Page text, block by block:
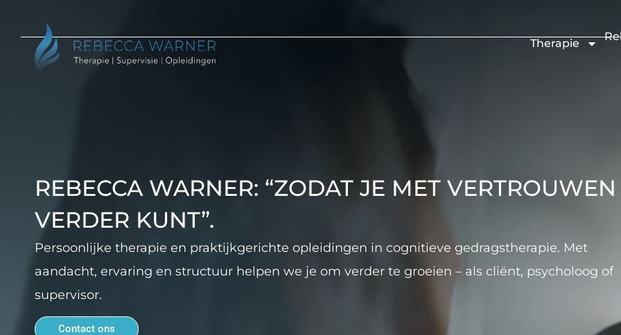
Therapie
REBECCA WARNER: “ZODAT JE MET VERTROUWEN
VERDER KUNT”.
Persoonlijke therapie en praktijkgerichte opleidingen in cognitieve gedragstherapie. Met
aandacht, ervaring en structuur helpen we je om verder te groeien – als cliënt, psycholoog of
supervisor.
Contact ons